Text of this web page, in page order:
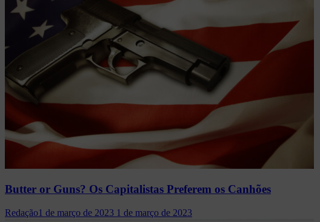
Butter or Guns? Os Capitalistas Preferem os Canhões
Redação1 de março de 2023 1 de março de 2023